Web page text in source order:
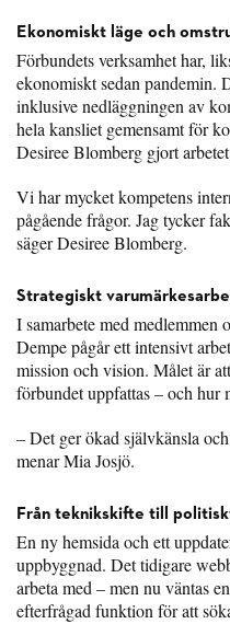
Ekonomiskt läge och
Förbundets verksamhet har,
ekonomiskt sedan pandemin.
inklusive nedläggningen av
hela kansliet gemensamt för
Desiree Blomberg gjort
Vi har mycket kompetens
pågående frågor. Jag tycker
säger Desiree Blomberg.
Strategiskt
I samarbete med medlemmen
Dempe pågår ett intensivt
mission och vision. Målet är
förbundet uppfattas – och hur
– Det ger ökad självkänsla
menar Mia Josjö.
Från teknikskifte till
En ny hemsida och ett
uppbyggnad. Det tidigare
arbeta med – men nu väntas
efterfrågad funktion för att